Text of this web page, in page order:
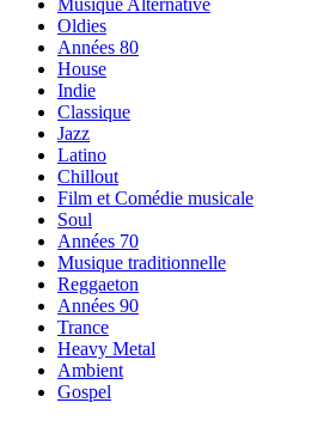
Musique Alternative
Oldies
Années 80
House
Indie
Classique
Jazz
Latino
Chillout
Film et Comédie musicale
Soul
Années 70
Musique traditionnelle
Reggaeton
Années 90
Trance
Heavy Metal
Ambient
Gospel